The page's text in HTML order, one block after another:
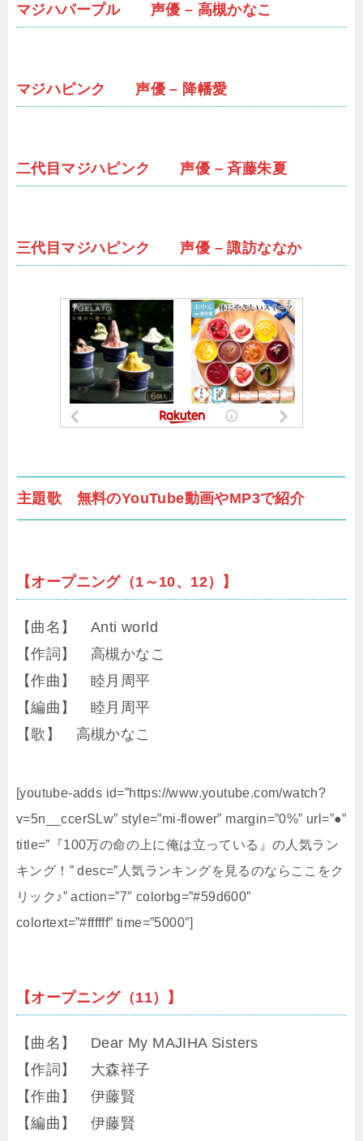
マジハパープル 声優 – 高槻かなこ
マジハピンク 声優 – 降幡愛
二代目マジハピンク 声優 – 斉藤朱夏
三代目マジハピンク 声優 – 諏訪ななか
主題歌 無料のYouTube動画やMP3で紹介
【オープニング（1～10、12）】
【曲名】 Anti world
【作詞】 高槻かなこ
【作曲】 睦月周平
【編曲】 睦月周平
【歌】 高槻かなこ
[youtube-adds id=”https://www.youtube.com/watch?
v=5n__ccerSLw” style=”mi-flower” margin=”0%” url=”●”
title=”『100万の命の上に俺は立っている』の人気ラン
キング！” desc=”人気ランキングを見るのならここをク
リック♪” action=”7″ colorbg=”#59d600″
colortext=”#ffffff” time=”5000″]
【オープニング（11）】
【曲名】 Dear My MAJIHA Sisters
【作詞】 大森祥子
【作曲】 伊藤賢
【編曲】 伊藤賢